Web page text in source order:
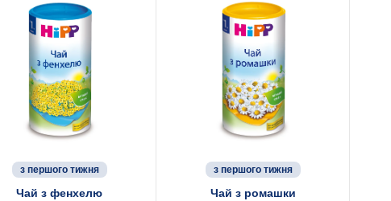
з першого тижня
Чай з фенхелю
з першого тижня
Чай з ромашки